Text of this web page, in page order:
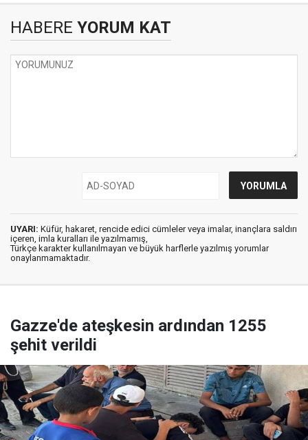
HABERE YORUM KAT
UYARI: Küfür, hakaret, rencide edici cümleler veya imalar, inançlara saldırı
içeren, imla kuralları ile yazılmamış,
Türkçe karakter kullanılmayan ve büyük harflerle yazılmış yorumlar
onaylanmamaktadır.
Gazze'de ateşkesin ardından 1255
şehit verildi